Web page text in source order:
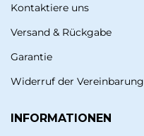
Kontaktiere uns
Versand & Rückgabe
Garantie
Widerruf der Vereinbarung
INFORMATIONEN